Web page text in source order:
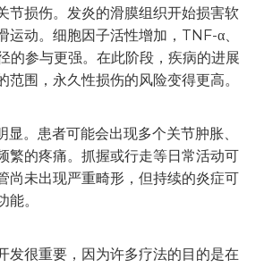
节损伤。发炎的滑膜组织开始损害软
运动。细胞因子活性增加，TNF-α、
的参与更强。在此阶段，疾病的进展
范围，永久性损伤的风险变得更高。
显。患者可能会出现多个关节肿胀、
繁的疼痛。抓握或行走等日常活动可
尚未出现严重畸形，但持续的炎症可
。
发很重要，因为许多疗法的目的是在